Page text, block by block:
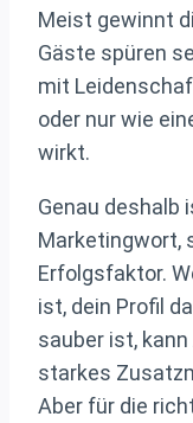
Meist gewinnt
Gäste spüren
mit
oder nur wie
wirkt.
Genau deshalb
Marketingwort,
Erfolgsfaktor.
ist, dein Profil
sauber ist,
starkes
Aber für die